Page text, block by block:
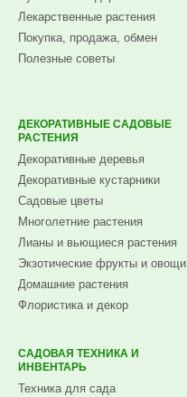
Лекарственные растения
Покупка, продажа, обмен
Полезные советы
ДЕКОРАТИВНЫЕ САДОВЫЕ
РАСТЕНИЯ
Декоративные деревья
Декоративные кустарники
Садовые цветы
Многолетние растения
Лианы и вьющиеся растения
Экзотические фрукты и овощи
Домашние растения
Флористика и декор
САДОВАЯ ТЕХНИКА И
ИНВЕНТАРЬ
Техника для сада